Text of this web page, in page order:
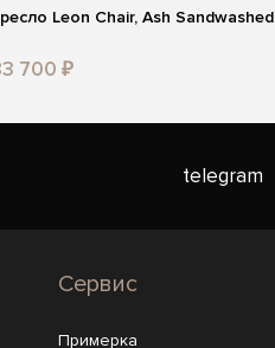
Leon Chair, Ash Sandwashed
700 ₽
telegram
Сервис
Примерка